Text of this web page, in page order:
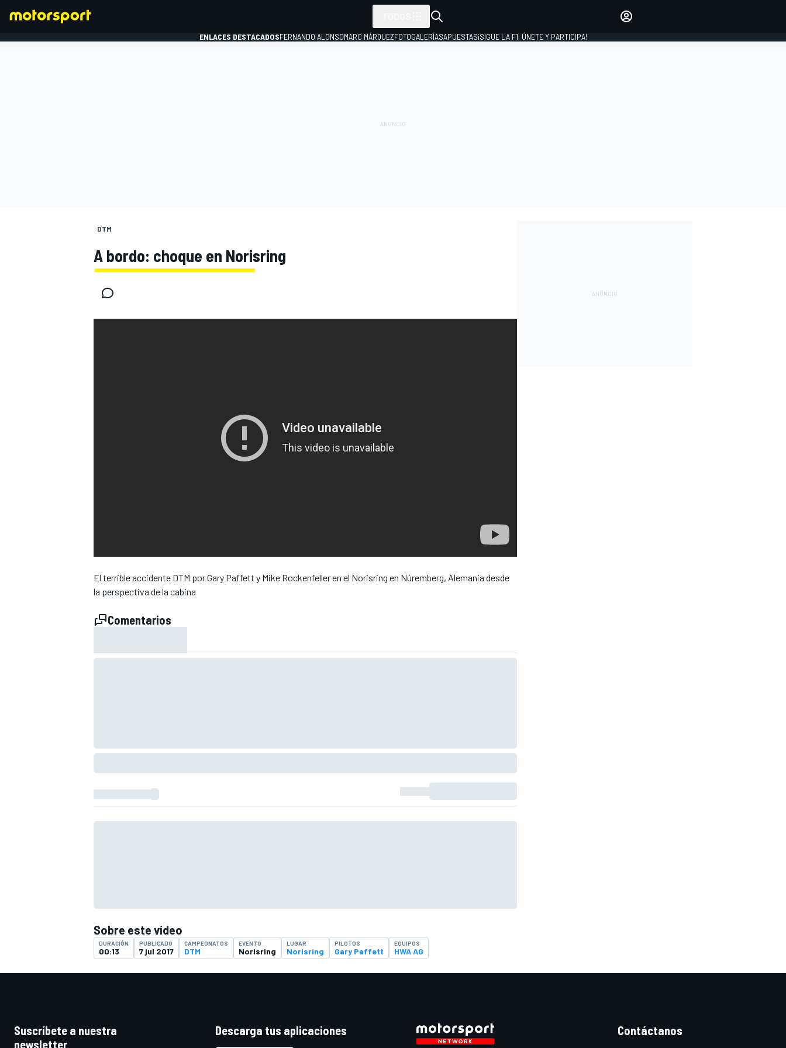
INDYCAR
ENLACES DESTACADOSFERNANDO ALONSOMARC MÁRQUEZFOTOGALERÍASAPUESTAS¡SIGUE LA F1, ÚNETE Y PARTICIPA!
DTM
A bordo: choque en Norisring
El terrible accidente DTM por Gary Paffett y Mike Rockenfeller en el Norisring en Núremberg, Alemania desde
la perspectiva de la cabina
Comentarios
Sobre este vídeo
DURACIÓN
00:13
PUBLICADO
7 jul 2017
CAMPEONATOS
DTM
EVENTO
Norisring
LUGAR
Norisring
PILOTOS
Gary Paffett
EQUIPOS
HWA AG
Suscríbete a nuestra
newsletter
Descarga tus aplicaciones Contáctanos